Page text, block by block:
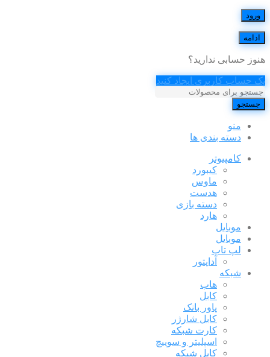
ورود
ادامه
هنوز حسابی ندارید؟
یک حساب کاربری ایجاد کنید
جستجو
منو
دسته بندی ها
کامپیوتر
کیبورد
ماوس
هدست
دسته بازی
هارد
موبایل
موبایل
لپ تاپ
آداپتور
شبکه
هاب
کابل
پاور بانک
کابل شارژر
کارت شبکه
اسپلیتر و سوییچ
کابل شبکه